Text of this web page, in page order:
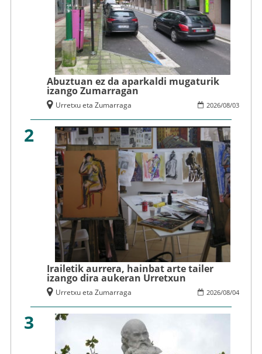
Abuztuan ez da aparkaldi mugaturik
izango Zumarragan
2026/08/03
Urretxu eta Zumarraga
2
Irailetik aurrera, hainbat arte tailer
izango dira aukeran Urretxun
2026/08/04
Urretxu eta Zumarraga
3